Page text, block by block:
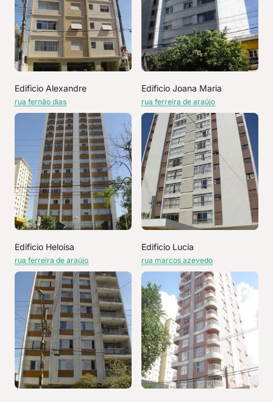
Edificio Alexandre
rua fernão dias
Edificio Joana Maria
rua ferreira de araújo
Edificio Heloisa
rua ferreira de araújo
Edificio Lucia
rua marcos azevedo